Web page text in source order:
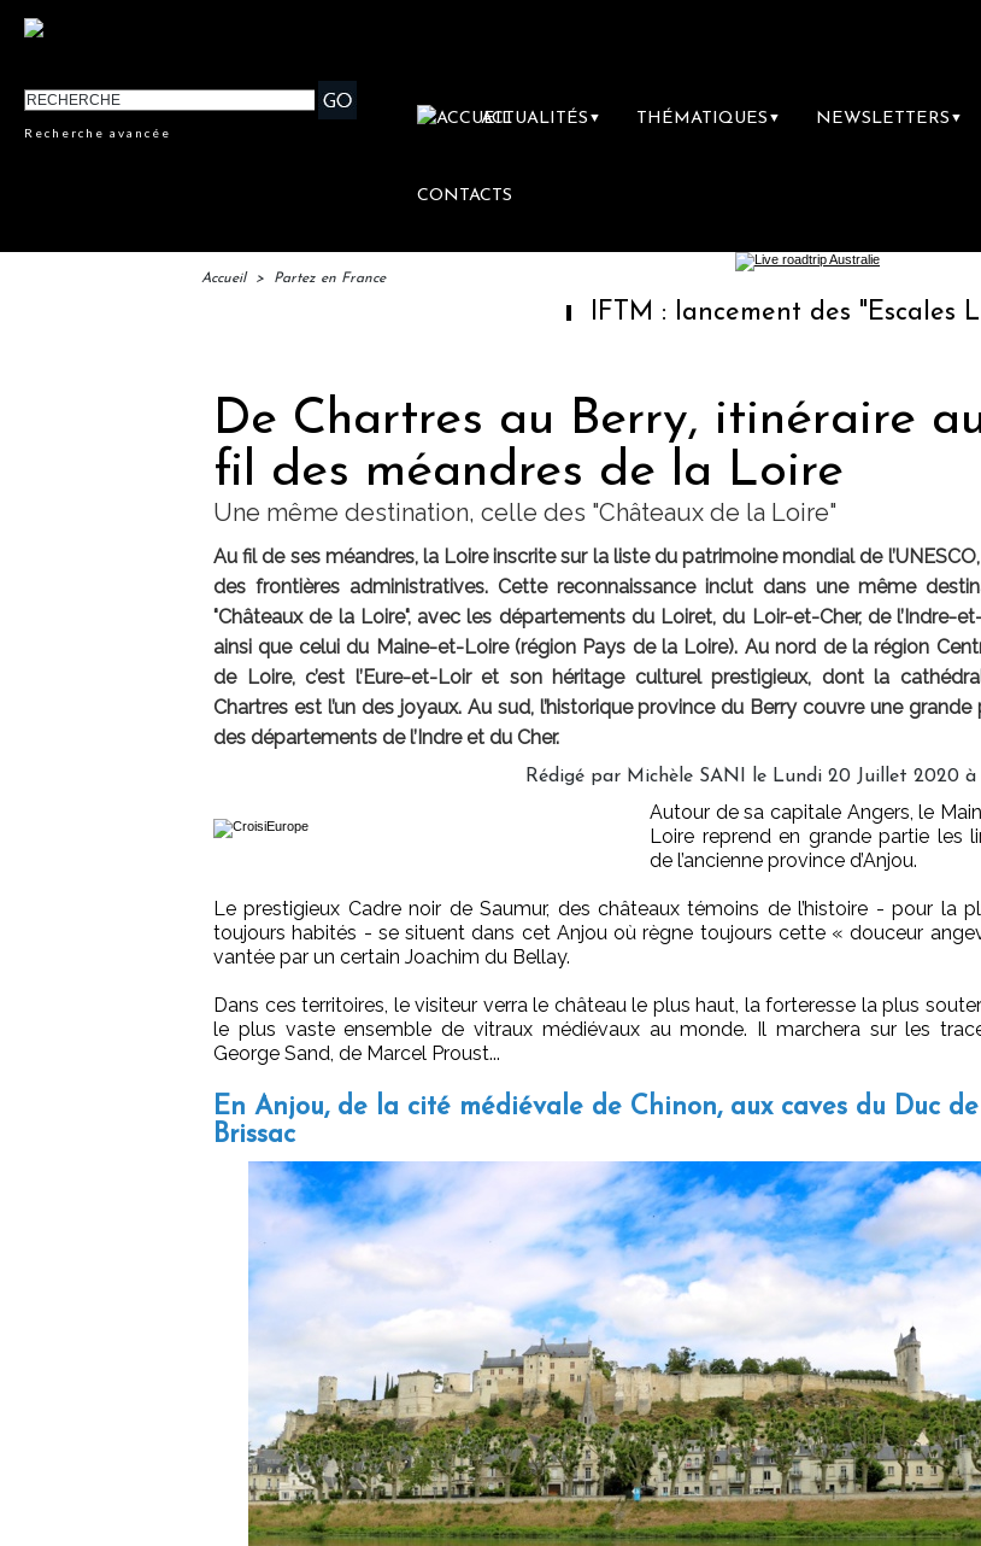
Recherche avancée
ACTUALITÉS ▼ THÉMATIQUES ▼ NEWSLETTERS ▼
CONTACTS
Accueil > Partez en France
IFTM : lancement des "Escales
De Chartres au Berry, itinéraire
fil des méandres de la Loire
Une même destination, celle des "Châteaux de la Loire"
Au fil de ses méandres, la Loire inscrite sur la liste du patrimoine mondial de
des frontières administratives. Cette reconnaissance inclut dans une même
"Châteaux de la Loire", avec les départements du Loiret, du Loir-et-Cher, de l’Indre-
ainsi que celui du Maine-et-Loire (région Pays de la Loire). Au nord de la région
de Loire, c’est l’Eure-et-Loir et son héritage culturel prestigieux, dont la
Chartres est l’un des joyaux. Au sud, l’historique province du Berry couvre une grande
des départements de l’Indre et du Cher.
Rédigé par Michèle SANI le Lundi 20 Juillet 2020 à
Autour de sa capitale Angers, le
Loire reprend en grande partie les
de l’ancienne province d’Anjou.
Le prestigieux Cadre noir de Saumur, des châteaux témoins de l’histoire - pour la
toujours habités - se situent dans cet Anjou où règne toujours cette « douceur
vantée par un certain Joachim du Bellay.
Dans ces territoires, le visiteur verra le château le plus haut, la forteresse la plus
le plus vaste ensemble de vitraux médiévaux au monde. Il marchera sur les
George Sand, de Marcel Proust...
En Anjou, de la cité médiévale de Chinon, aux caves du Duc de
Brissac